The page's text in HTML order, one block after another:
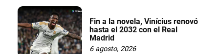
Fin a la novela, Vinícius renovó
hasta el 2032 con el Real
Madrid
6 agosto, 2026